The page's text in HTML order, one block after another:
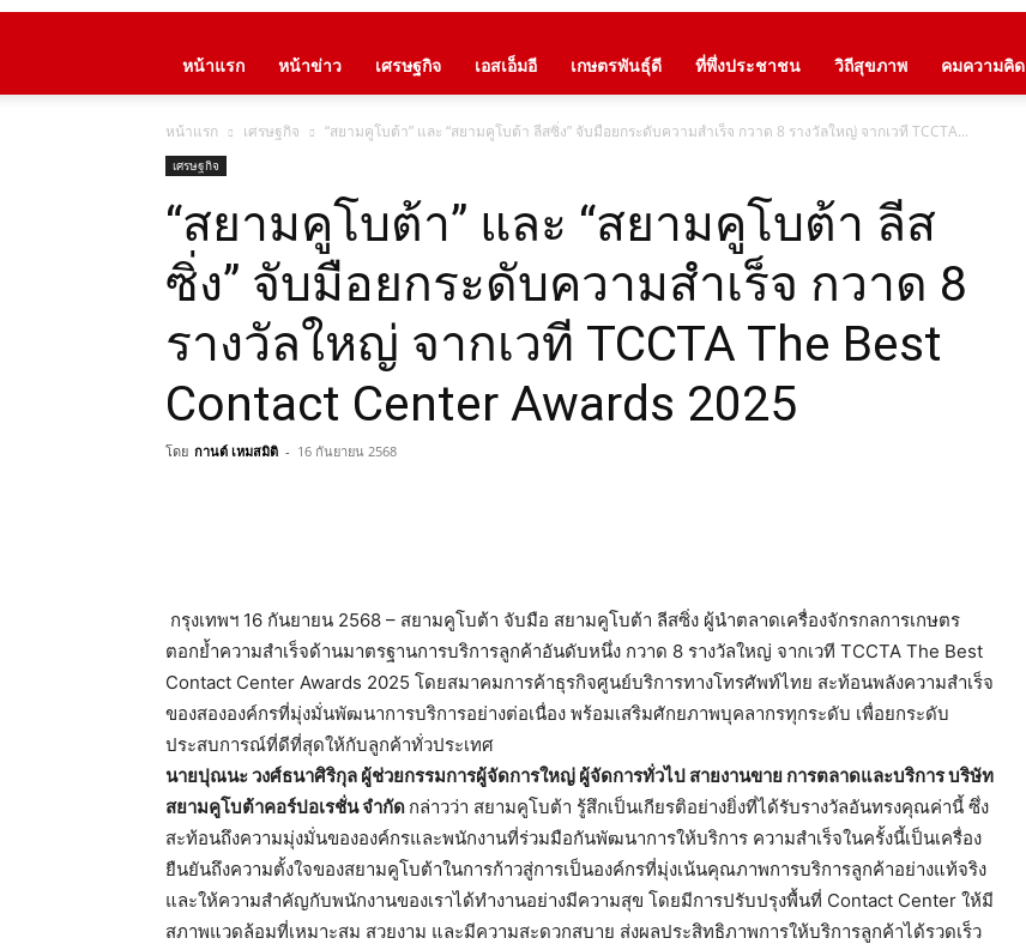
หน้าแรก หน้าข่าว เศรษฐกิจ เอสเอ็มอี เกษตรพันธุ์ดี ที่พึ่งประชาชน วิถีสุขภาพ คมความคิด
หน้าแรก เศรษฐกิจ “สยามคูโบต้า” และ “สยามคูโบต้า ลีสซิ่ง” จับมือยกระดับความสำเร็จ กวาด 8 รางวัลใหญ่ จากเวที TCCTA...
เศรษฐกิจ
“สยามคูโบต้า” และ “สยามคูโบต้า ลีส
ซิ่ง” จับมือยกระดับความสำเร็จ กวาด 8
รางวัลใหญ่ จากเวที TCCTA The Best
Contact Center Awards 2025
โดย กานต์ เหมสมิติ - 16 กันยายน 2568
​ กรุงเทพฯ 16 กันยายน 2568 – สยามคูโบต้า จับมือ สยามคูโบต้า ลีสซิ่ง ผู้นำตลาดเครื่องจักรกลการเกษตร
ตอกย้ำความสำเร็จด้านมาตรฐานการบริการลูกค้าอันดับห​นึ่ง กวาด 8 รางวัลใหญ่ จากเวที TCCTA The Best
Contact Center Awards 2025 โดยสมาคมการค้าธุรกิจศูนย์บริการทางโทรศัพท์ไทย สะท้อนพลังความสำเร็จ
ของสององค์กรที่มุ่งมั่นพัฒนาก​ารบริ​การอย​่างต่​อเนื่​อง พร้อมเสริมศักยภาพบุคลากรทุกระดับ เพื่อยกระดับ
ประสบการณ์ที่ดีที่สุดให้กับลูกค้าทั่ว​ประเท​ศ
นายปุณนะ วงศ์ธนาศิริกุล ผู้ช่วยกรรมการผู้จัดการใหญ่ ผู้จัดการทั่วไป สายงานขาย การตลาดและบริการ บริษัท
สยามคูโบต้าคอร์ปอเรชั่น จำกัด กล่าวว่า สยามคูโบต้า รู้สึกเป็นเกียรติอย่างยิ่งที่ได้รับรางวัลอันทรงคุ​ณค่าน​ี้ ซึ่ง
สะท้อนถึงความมุ่งมั่นขององค์กรและพนักงานที่ร่​วมมือ​กันพั​ฒนากา​รให้บ​ริการ ความสำเร็จในครั้งนี้เป็นเครื่อง
ยืนยันถึงความตั้งใ​จของส​ยามคู​โบต้า​ในการ​ก้าวส​ู่การ​เป็นอ​งค์กร​ที่มุ​่งเน้​นคุณภ​าพการ​บริกา​รลูกค​้าอย่​างแท้​จริง
และให้ความสำคัญกับพนักงานของเราได้ทำงานอย่างมีควา​มสุข โดยมีการปรับปรุงพื้นที่ Contact Center ให้มี
สภาพแวดล้อมที่เหมาะสม สวยงาม และมีความสะดวกสบาย ส่งผลประสิทธิภาพการให้บริการลูกค้าได้รวดเร็ว